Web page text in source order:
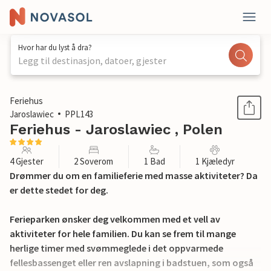
Hvor har du lyst å dra?
Legg til destinasjon, datoer, gjester
1 / 24
Feriehus
Jaroslawiec
PPL143
Feriehus - Jaroslawiec , Polen
4 Gjester 2 Soverom 1 Bad 1 Kjæledyr
Drømmer du om en familieferie med masse aktiviteter? Da
er dette stedet for deg.
Ferieparken ønsker deg velkommen med et vell av
aktiviteter for hele familien. Du kan se frem til mange
herlige timer med svømmeglede i det oppvarmede
fellesbassenget eller ren avslapning i badstuen, som også